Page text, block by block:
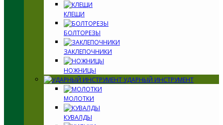
КЛЕЩИ
БОЛТОРЕЗЫ
ЗАКЛЕПОЧНИКИ
НОЖНИЦЫ
УДАРНЫЙ ИНСТРУМЕНТ
МОЛОТКИ
КУВАЛДЫ